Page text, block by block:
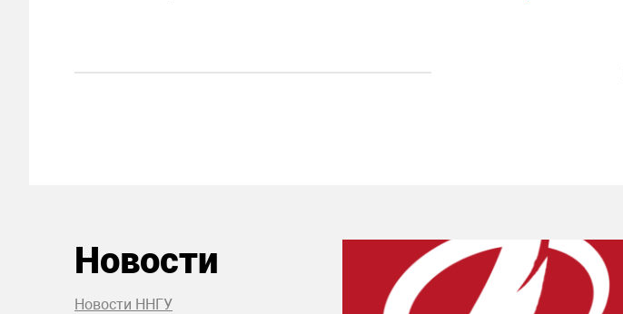
Новости
Новости ННГУ